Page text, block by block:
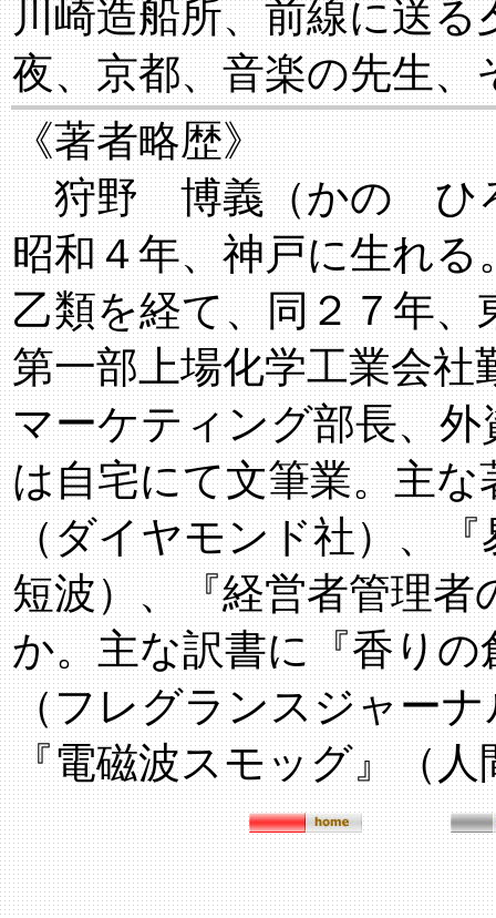
川崎造船所、前線に送
夜、京都、音楽の先生、
《著者略歴》
狩野 博義（かの ひ
昭和４年、神戸に生れ
乙類を経て、同２７年
第一部上場化学工業会
マーケティング部長、
は自宅にて文筆業。主
（ダイヤモンド社）、
短波）、『経営者管理
か。主な訳書に『香り
（フレグランスジャー
『電磁波スモッグ』（人